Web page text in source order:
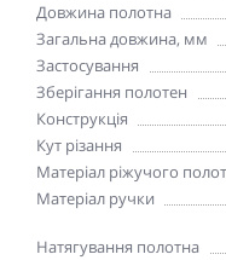
Довжина полотна
Загальна довжина, мм
Застосування
Зберігання полотен
Конструкція
Кут різання
Матеріал ріжучого
Матеріал ручки
Натягування полотна